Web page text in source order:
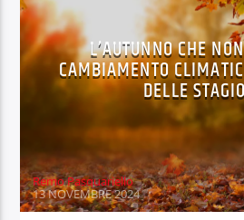
OnAir
L’AUTUNNO CHE
CAMBIAMENTO
DELLE
Remo Pasquariello
13 NOVEMBRE 2024